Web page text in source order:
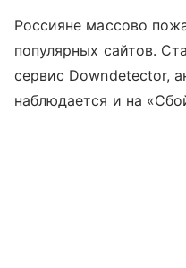
Россияне массово
популярных сайтов.
сервис Downdetector,
наблюдается и на